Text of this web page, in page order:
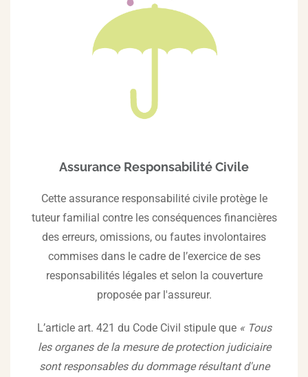
Assurance Responsabilité Civile
Cette assurance responsabilité civile protège le
tuteur familial contre les conséquences financières
des erreurs, omissions, ou fautes involontaires
commises dans le cadre de l’exercice de ses
responsabilités légales et selon la couverture
proposée par l'assureur.
L’article art. 421 du Code Civil stipule que « Tous
les organes de la mesure de protection judiciaire
sont responsables du dommage résultant d'une